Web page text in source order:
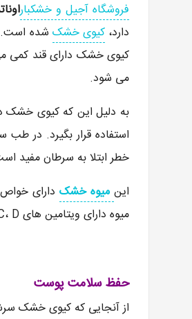
فروشگاه آجیل و خشکبار
دارد،کیوی خشک شده است.
کیوی خشک دارای قند کمی
می شود.
به دلیل این که کیوی خشک
استفاده قرار بگیرد. در
خطر ابتلا به سرطان مفید
اینمیوه خشکدارای خواص
میوه دارای ویتامین های A ، E، C، D، ویتامین های گروه B، فسفر، آهن، پتاسیم، منیزیم، مس، فیبر می باشد.
حفظ سلامت پوست